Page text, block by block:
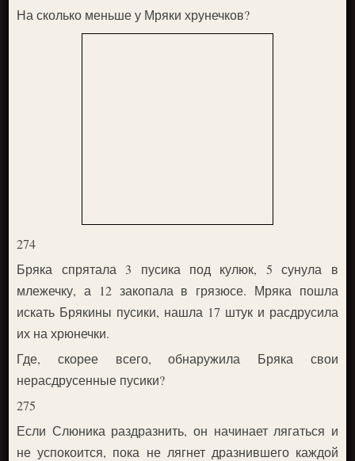
На сколько меньше у Мряки хрунечков?
274
Бряка спрятала 3 пусика под кулюк, 5 сунула в
млежечку, а 12 закопала в грязюсе. Мряка пошла
искать Брякины пусики, нашла 17 штук и расдрусила
их на хрюнечки.
Где, скорее всего, обнаружила Бряка свои
нерасдрусенные пусики?
275
Если Слюника раздразнить, он начинает лягаться и
не успокоится, пока не лягнет дразнившего каждой